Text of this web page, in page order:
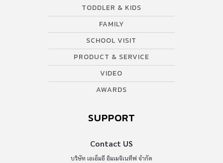
TODDLER & KIDS
FAMILY
SCHOOL VISIT
PRODUCT & SERVICE
VIDEO
AWARDS
SUPPORT
Contact US
บริษัท เอเอ็มอี อิมเมจิเนทีฟ จำกัด